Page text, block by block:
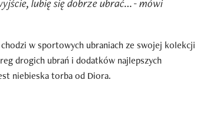
chodzi w sportowych ubraniach ze swojej kolekcji
drogich ubrań i dodatków najlepszych
niebieska torba od Diora.